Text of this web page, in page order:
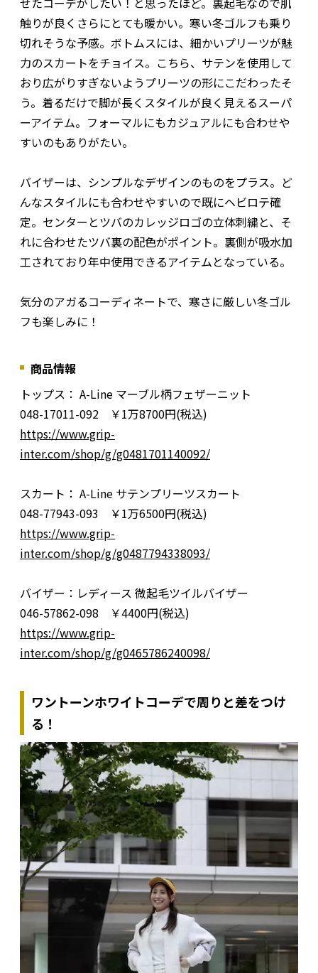
触りが良くさらにとても暖かい。寒い冬ゴルフも乗り
切れそうな予感。ボトムスには、細かいプリーツが魅
力のスカートをチョイス。こちら、サテンを使用して
おり広がりすぎないようプリーツの形にこだわったそ
う。着るだけで脚が長くスタイルが良く見えるスーパ
ーアイテム。フォーマルにもカジュアルにも合わせや
すいのもありがたい。
バイザーは、シンプルなデザインのものをプラス。ど
んなスタイルにも合わせやすいので既にヘビロテ確
定。センターとツバのカレッジロゴの立体刺繍と、そ
れに合わせたツバ裏の配色がポイント。裏側が吸水加
工されており年中使用できるアイテムとなっている。
気分のアガるコーディネートで、寒さに厳しい冬ゴル
フも楽しみに！
商品情報
トップス： A-Line マーブル柄フェザーニット
048-17011-092 ￥1万8700円(税込)
https://www.grip-
inter.com/shop/g/g0481701140092/
スカート： A-Line サテンプリーツスカート
048-77943-093 ￥1万6500円(税込)
https://www.grip-
inter.com/shop/g/g0487794338093/
バイザー：レディース 微起毛ツイルバイザー
046-57862-098 ￥4400円(税込)
https://www.grip-
inter.com/shop/g/g0465786240098/
ワントーンホワイトコーデで周りと差をつけ
る！